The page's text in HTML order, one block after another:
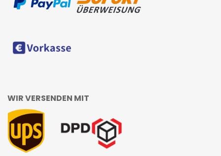
WIR VERSENDEN MIT